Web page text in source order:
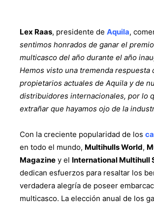
Lex Raas, presidente de Aquila,
sentimos honrados de ganar el
multicasco del año durante el año
Hemos visto una tremenda respuesta
propietarios actuales de Aquila y de
distribuidores internacionales, por lo
extrañar que hayamos ojo de la
Con la creciente popularidad de los
en todo el mundo, Multihulls World,
Magazine y el International Multihull
dedican esfuerzos para resaltar los
verdadera alegría de poseer
multicasco. La elección anual de los